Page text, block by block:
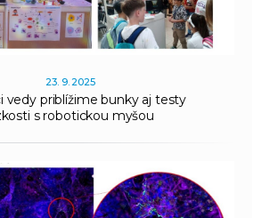
23. 9. 2025
vedy priblížime bunky aj testy
s robotickou myšou